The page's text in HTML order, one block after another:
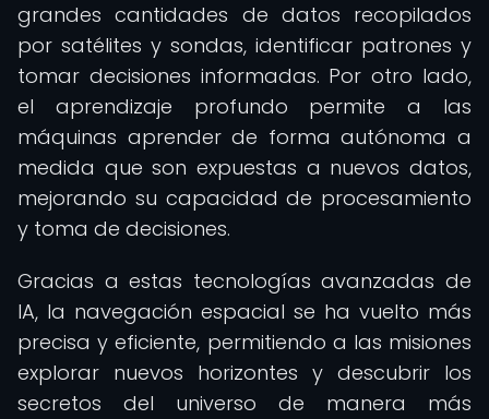
grandes cantidades de datos recopilados
por satélites y sondas, identificar patrones y
tomar decisiones informadas. Por otro lado,
el aprendizaje profundo permite a las
máquinas aprender de forma autónoma a
medida que son expuestas a nuevos datos,
mejorando su capacidad de procesamiento
y toma de decisiones.
Gracias a estas tecnologías avanzadas de
IA, la navegación espacial se ha vuelto más
precisa y eficiente, permitiendo a las misiones
explorar nuevos horizontes y descubrir los
secretos del universo de manera más